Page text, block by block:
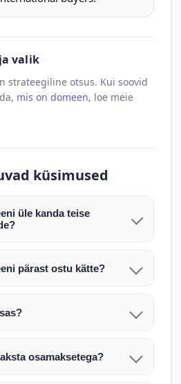
valik
strateegiline otsus. Kui soovid
mis on domeen, loe meie
küsimused
üle kanda teise
edastame teile domeeni
abil saate domeeni üle
toimub registripidajate
juhised saadetakse teile e-
kinnitamist.
pärast ostu kätte?
väljastame arve.
edastame teile domeeni
juurde.omandiõigus.
teenuseid tuleb tellida
osamaksetega?